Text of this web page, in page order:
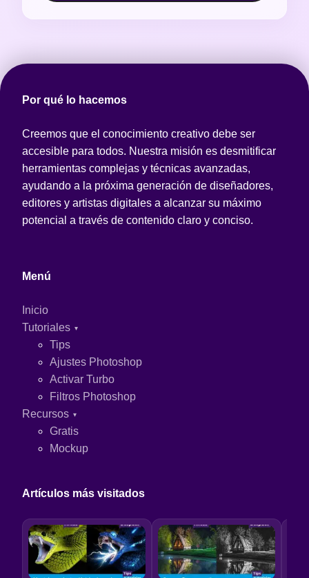
Por qué lo hacemos
Creemos que el conocimiento creativo debe ser
accesible para todos. Nuestra misión es desmitificar
herramientas complejas y técnicas avanzadas,
ayudando a la próxima generación de diseñadores,
editores y artistas digitales a alcanzar su máximo
potencial a través de contenido claro y conciso.
Menú
Inicio
Tutoriales
Tips
Ajustes Photoshop
Activar Turbo
Filtros Photoshop
Recursos
Gratis
Mockup
Artículos más visitados